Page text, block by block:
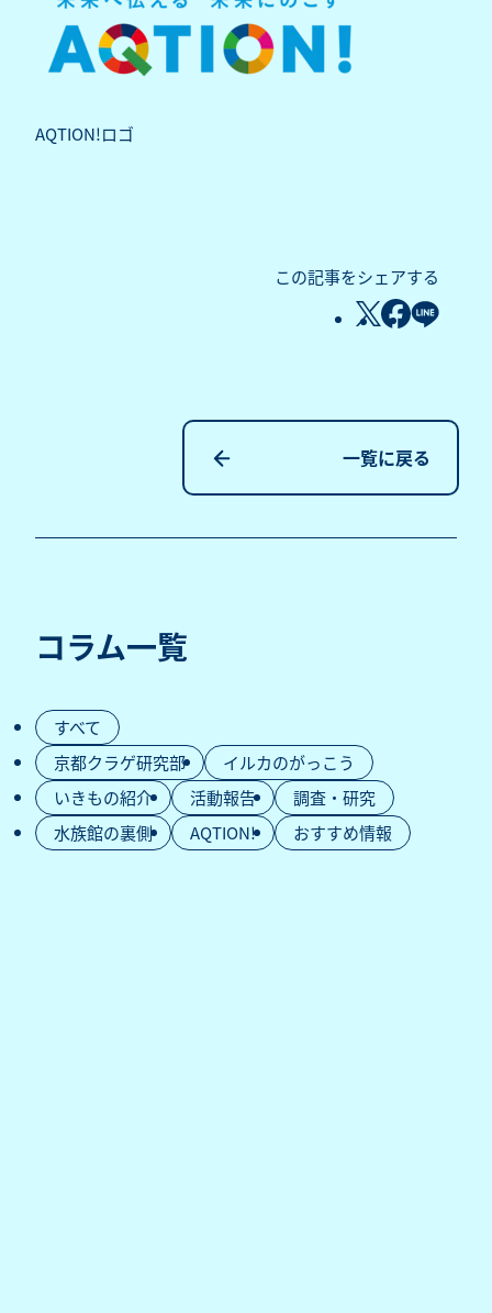
AQTION!ロゴ
この記事をシェアする
一覧に戻る
コラム一覧
すべて
京都クラゲ研究部
イルカのがっこう
いきもの紹介
活動報告
調査・研究
水族館の裏側
AQTION! おすすめ情報